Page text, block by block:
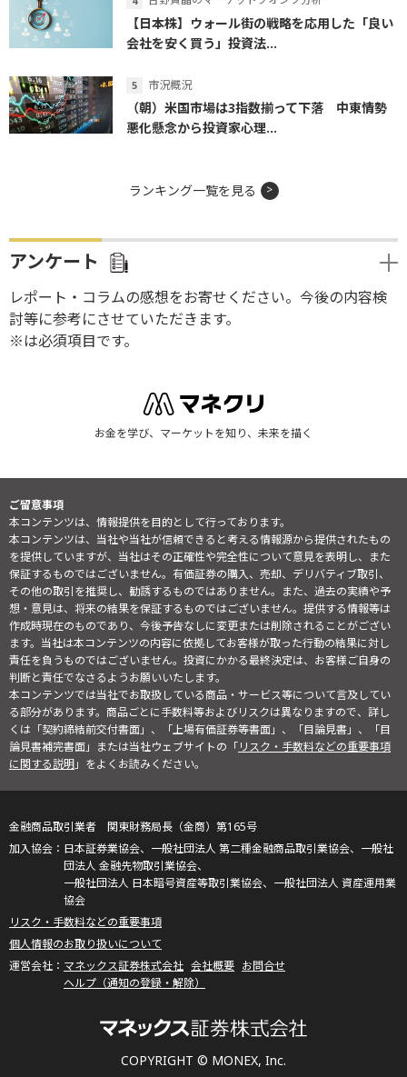
【日本株】ウォール街の戦略を応用した「良い
会社を安く買う」投資法...
市況概況
（朝）米国市場は3指数揃って下落 中東情勢
悪化懸念から投資家心理...
ランキング一覧を見る
アンケート
レポート・コラムの感想をお寄せください。今後の内容検
討等に参考にさせていただきます。
※は必須項目です。
お金を学び、マーケットを知り、未来を描く
ご留意事項
本コンテンツは、情報提供を目的として行っております。
本コンテンツは、当社や当社が信頼できると考える情報源から提供されたもの
を提供していますが、当社はその正確性や完全性について意見を表明し、また
保証するものではございません。有価証券の購入、売却、デリバティブ取引、
その他の取引を推奨し、勧誘するものではありません。また、過去の実績や予
想・意見は、将来の結果を保証するものではございません。提供する情報等は
作成時現在のものであり、今後予告なしに変更または削除されることがござい
ます。当社は本コンテンツの内容に依拠してお客様が取った行動の結果に対し
責任を負うものではございません。投資にかかる最終決定は、お客様ご自身の
判断と責任でなさるようお願いいたします。
本コンテンツでは当社でお取扱している商品・サービス等について言及してい
る部分があります。商品ごとに手数料等およびリスクは異なりますので、詳し
くは「契約締結前交付書面」、「上場有価証券等書面」、「目論見書」、「目
論見書補完書面」または当社ウェブサイトの「リスク・手数料などの重要事項
に関する説明」をよくお読みください。
COPYRIGHT © MONEX, Inc.
金融商品取引業者 関東財務局長（金商）第165号
日本証券業協会、一般社団法人 第二種金融商品取引業協会、一般社
団法人 金融先物取引業協会、
一般社団法人 日本暗号資産等取引業協会、一般社団法人 資産運用業
協会
リスク・手数料などの重要事項
個人情報のお取り扱いについて
マネックス証券株式会社 会社概要 お問合せ
ヘルプ（通知の登録・解除）